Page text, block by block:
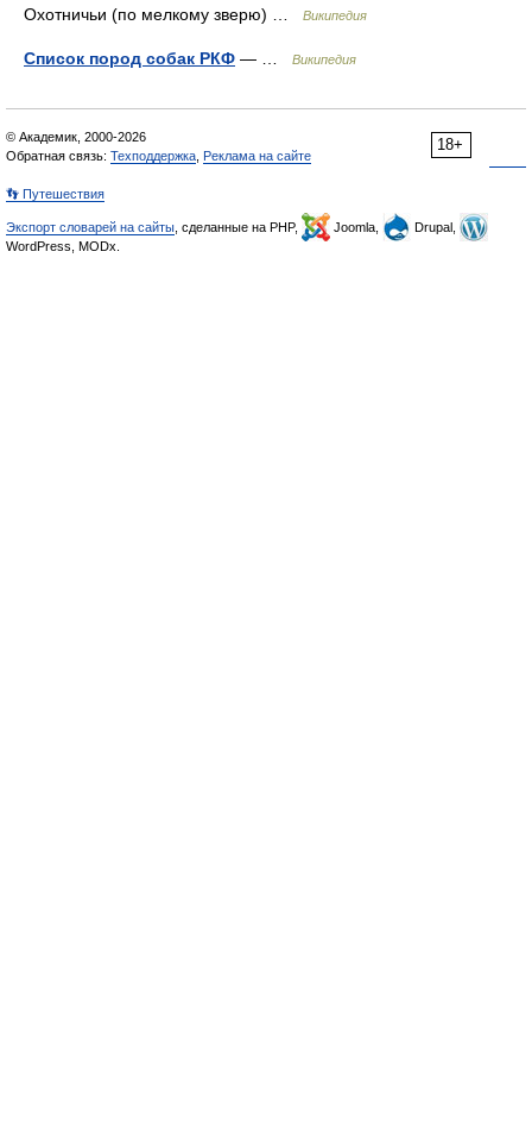
Охотничьи (по мелкому зверю) …
Википедия
Список пород собак РКФ — … Википедия
18+
© Академик, 2000-2026
Обратная связь: Техподдержка Реклама на сайте
👣 Путешествия
Экспорт словарей на сайты , сделанные на PHP, Joomla,
Drupal,
WordPress, MODx.